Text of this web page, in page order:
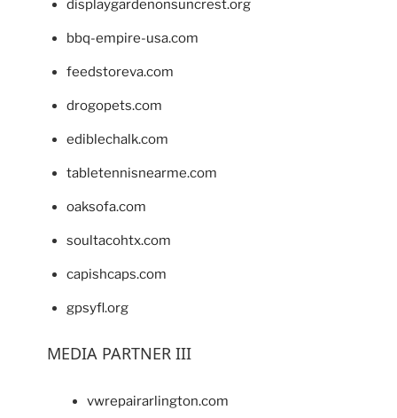
displaygardenonsuncrest.org
bbq-empire-usa.com
feedstoreva.com
drogopets.com
ediblechalk.com
tabletennisnearme.com
oaksofa.com
soultacohtx.com
capishcaps.com
gpsyfl.org
MEDIA PARTNER III
vwrepairarlington.com